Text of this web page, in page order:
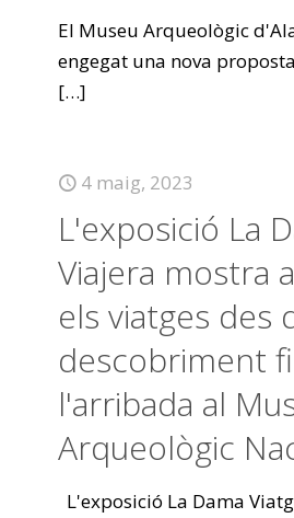
El Museu Arqueològic
engegat una nova
[…]
4 maig, 2023
L'exposició La
Viajera mostra
els viatges des
descobriment
l'arribada al
Arqueològic
L'exposició La Dama